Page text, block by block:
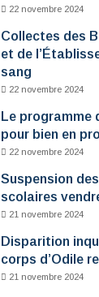
22 novembre 2024
Collectes des
et de
sang
22 novembre 2024
Le programme
pour bien en
22 novembre 2024
Suspension
scolaires
21 novembre 2024
Disparition
corps d’Odile
21 novembre 2024